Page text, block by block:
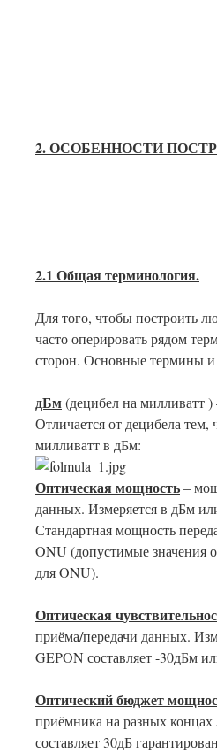
2. ОСОБЕННОСТИ
2.1 Общая терминология.
Для того, чтобы построить
часто оперировать рядом
сторон. Основные термины и
дБм(децибел на милливатт
Отличается от децибела тем,
милливатт в дБм:
Оптическая мощность–
данных. Измеряется в дБм
Стандартная мощность
ONU (допустимые значения
для ONU).
Оптическая
приёма/передачи данных.
GEPON составляет -30дБм
Оптический бюджет
приёмника на разных
составляет 30дБ